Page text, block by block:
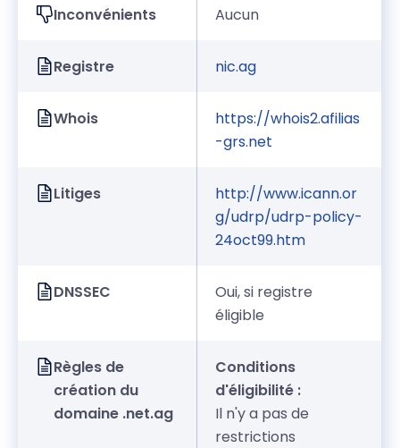
Inconvénients Aucun
Registre nic.ag
Whois
https://whois2.afilias
-grs.net
Litiges
http://www.icann.or
g/udrp/udrp-policy-
24oct99.htm
DNSSEC
Oui, si registre
éligible
Règles de
création du
domaine .net.ag
Conditions
d'éligibilité :
Il n'y a pas de
restrictions